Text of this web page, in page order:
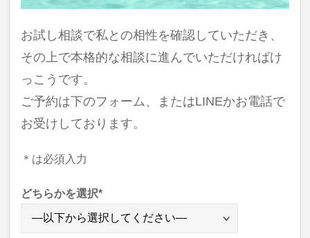
お試し相談で私との相性を確認していただき、
その上で本格的な相談に進んでいただければけ
っこうです。
ご予約は下のフォーム、またはLINEかお電話で
お受けしております。
＊は必須入力
どちらかを選択*